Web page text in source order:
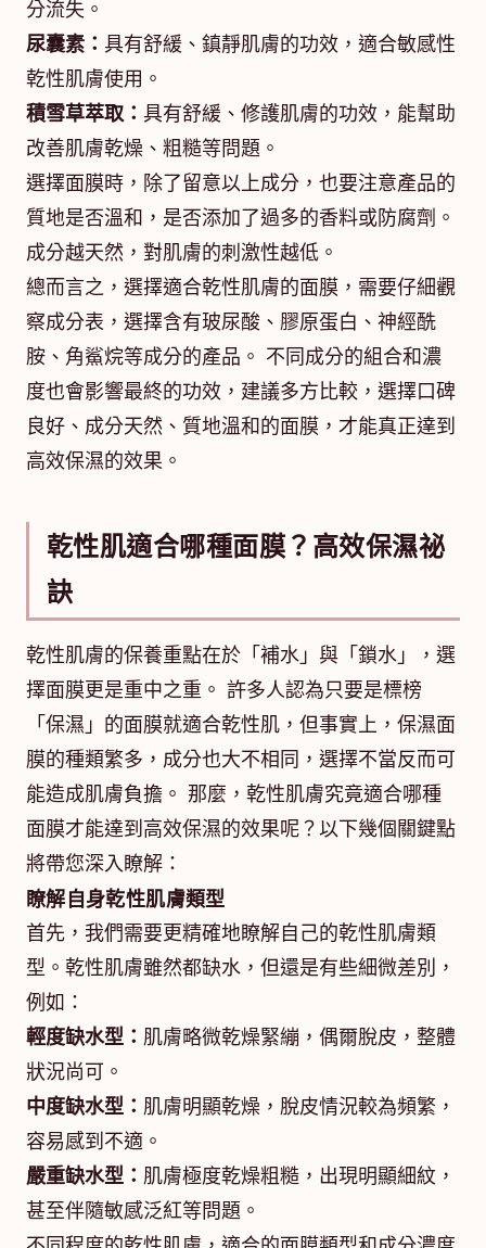
分流失。
尿囊素： 具有舒緩、鎮靜肌膚的功效，適合敏感性
乾性肌膚使用。
積雪草萃取： 具有舒緩、修護肌膚的功效，能幫助
改善肌膚乾燥、粗糙等問題。
選擇面膜時，除了留意以上成分，也要注意產品的
質地是否溫和，是否添加了過多的香料或防腐劑。
成分越天然，對肌膚的刺激性越低。
總而言之，選擇適合乾性肌膚的面膜，需要仔細觀
察成分表，選擇含有玻尿酸、膠原蛋白、神經酰
胺、角鯊烷等成分的產品。 不同成分的組合和濃
度也會影響最終的功效，建議多方比較，選擇口碑
良好、成分天然、質地溫和的面膜，才能真正達到
高效保濕的效果。
乾性肌適合哪種面膜？高效保濕祕
訣
乾性肌膚的保養重點在於「補水」與「鎖水」，選
擇面膜更是重中之重。 許多人認為只要是標榜
「保濕」的面膜就適合乾性肌，但事實上，保濕面
膜的種類繁多，成分也大不相同，選擇不當反而可
能造成肌膚負擔。 那麼，乾性肌膚究竟適合哪種
面膜才能達到高效保濕的效果呢？以下幾個關鍵點
將帶您深入瞭解：
瞭解自身乾性肌膚類型
首先，我們需要更精確地瞭解自己的乾性肌膚類
型。乾性肌膚雖然都缺水，但還是有些細微差別，
例如：
輕度缺水型： 肌膚略微乾燥緊繃，偶爾脫皮，整體
狀況尚可。
中度缺水型： 肌膚明顯乾燥，脫皮情況較為頻繁，
容易感到不適。
嚴重缺水型： 肌膚極度乾燥粗糙，出現明顯細紋，
甚至伴隨敏感泛紅等問題。